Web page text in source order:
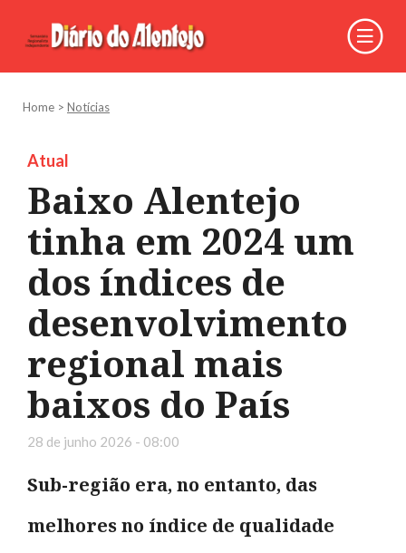
Home > Notícias
Atual
Baixo Alentejo
tinha em 2024 um
dos índices de
desenvolvimento
regional mais
baixos do País
28 de junho 2026 - 08:00
Sub-região era, no entanto, das
melhores no índice de qualidade